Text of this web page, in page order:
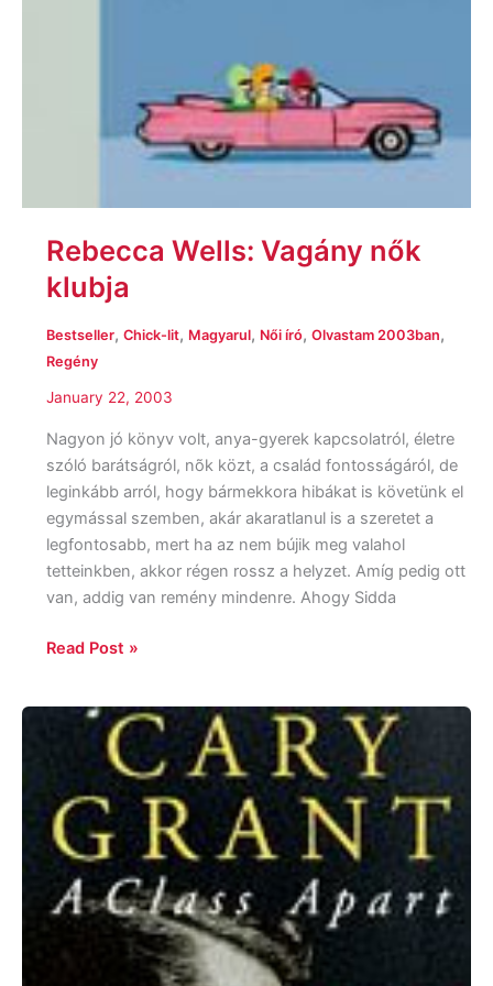
Rebecca Wells: Vagány nők
klubja
Bestseller, Chick-lit, Magyarul, Női író, Olvastam 2003ban,
Regény
January 22, 2003
Nagyon jó könyv volt, anya-gyerek kapcsolatról, életre
szóló barátságról, nõk közt, a család fontosságáról, de
leginkább arról, hogy bármekkora hibákat is követünk el
egymással szemben, akár akaratlanul is a szeretet a
legfontosabb, mert ha az nem bújik meg valahol
tetteinkben, akkor régen rossz a helyzet. Amíg pedig ott
van, addig van remény mindenre. Ahogy Sidda
Read Post »
Graham
McCann:
Grant:
A
class
apart